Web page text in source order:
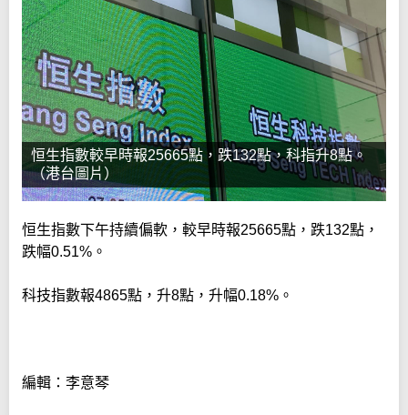
恒生指數較早時報25665點，跌132點，科指升8點。
（港台圖片）
恒生指數下午持續偏軟，較早時報25665點，跌132點，
跌幅0.51%。
科技指數報4865點，升8點，升幅0.18%。
編輯：李意琴